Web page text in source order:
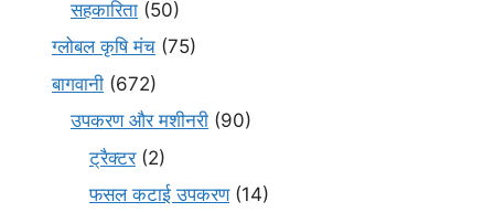
सहकारिता (50)
ग्लोबल कृषि मंच (75)
बागवानी (672)
उपकरण और मशीनरी (90)
ट्रैक्टर(2)
फसल कटाई उपकरण(14)